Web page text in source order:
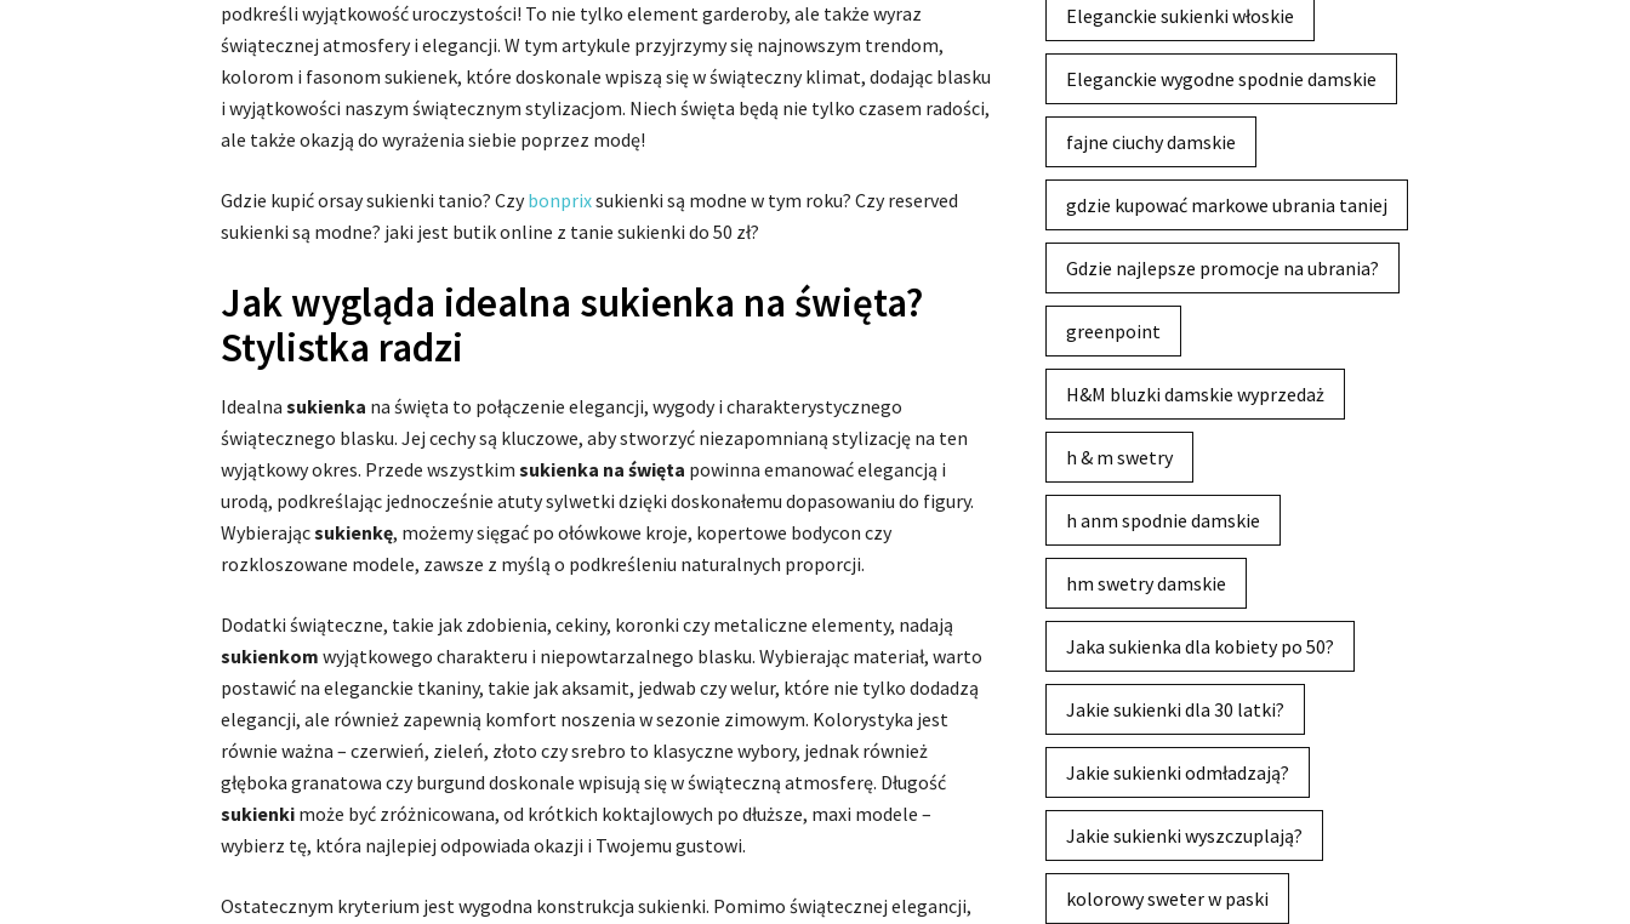
podkreśli wyjątkowość uroczystości! To nie tylko element garderoby, ale także wyraz
świątecznej atmosfery i elegancji. W tym artykule przyjrzymy się najnowszym trendom,
kolorom i fasonom sukienek, które doskonale wpiszą się w świąteczny klimat, dodając blasku
i wyjątkowości naszym świątecznym stylizacjom. Niech święta będą nie tylko czasem radości,
ale także okazją do wyrażenia siebie poprzez modę!
Gdzie kupić orsay sukienki tanio? Czybonprixsukienki są modne w tym roku? Czy reserved
sukienki są modne? jaki jest butik online z tanie sukienki do 50 zł?
Jak wygląda idealna sukienka na święta?
Stylistka radzi
Idealna sukienka na święta to połączenie elegancji, wygody i charakterystycznego
świątecznego blasku. Jej cechy są kluczowe, aby stworzyć niezapomnianą stylizację na ten
wyjątkowy okres. Przede wszystkim sukienka na święta powinna emanować elegancją i
urodą, podkreślając jednocześnie atuty sylwetki dzięki doskonałemu dopasowaniu do figury.
Wybierającsukienkę, możemy sięgać po ołówkowe kroje, kopertowe bodycon czy
rozkloszowane modele, zawsze z myślą o podkreśleniu naturalnych proporcji.
Dodatki świąteczne, takie jak zdobienia, cekiny, koronki czy metaliczne elementy, nadają
sukienkom wyjątkowego charakteru i niepowtarzalnego blasku. Wybierając materiał, warto
postawić na eleganckie tkaniny, takie jak aksamit, jedwab czy welur, które nie tylko dodadzą
elegancji, ale również zapewnią komfort noszenia w sezonie zimowym. Kolorystyka jest
równie ważna – czerwień, zieleń, złoto czy srebro to klasyczne wybory, jednak również
głęboka granatowa czy burgund doskonale wpisują się w świąteczną atmosferę. Długość
sukienki może być zróżnicowana, od krótkich koktajlowych po dłuższe, maxi modele –
wybierz tę, która najlepiej odpowiada okazji i Twojemu gustowi.
Ostatecznym kryterium jest wygodna konstrukcja sukienki. Pomimo świątecznej elegancji,
Eleganckie sukienki włoskie
Eleganckie wygodne spodnie damskie
fajne ciuchy damskie
gdzie kupować markowe ubrania taniej
Gdzie najlepsze promocje na ubrania?
greenpoint
H&M bluzki damskie wyprzedaż
h & m swetry
h anm spodnie damskie
hm swetry damskie
Jaka sukienka dla kobiety po 50?
Jakie sukienki dla 30 latki?
Jakie sukienki odmładzają?
Jakie sukienki wyszczuplają?
kolorowy sweter w paski